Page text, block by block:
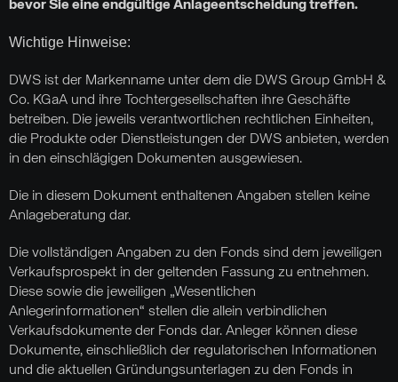
bevor Sie eine endgültige Anlageentscheidung treffen.
Wichtige Hinweise:
DWS ist der Markenname unter dem die DWS Group GmbH &
Co. KGaA und ihre Tochtergesellschaften ihre Geschäfte
betreiben. Die jeweils verantwortlichen rechtlichen Einheiten,
die Produkte oder Dienstleistungen der DWS anbieten, werden
in den einschlägigen Dokumenten ausgewiesen.
Die in diesem Dokument enthaltenen Angaben stellen keine
Anlageberatung dar.
Die vollständigen Angaben zu den Fonds sind dem jeweiligen
Verkaufsprospekt in der geltenden Fassung zu entnehmen.
Diese sowie die jeweiligen „Wesentlichen
Anlegerinformationen“ stellen die allein verbindlichen
Verkaufsdokumente der Fonds dar. Anleger können diese
Dokumente, einschließlich der regulatorischen Informationen
und die aktuellen Gründungsunterlagen zu den Fonds in